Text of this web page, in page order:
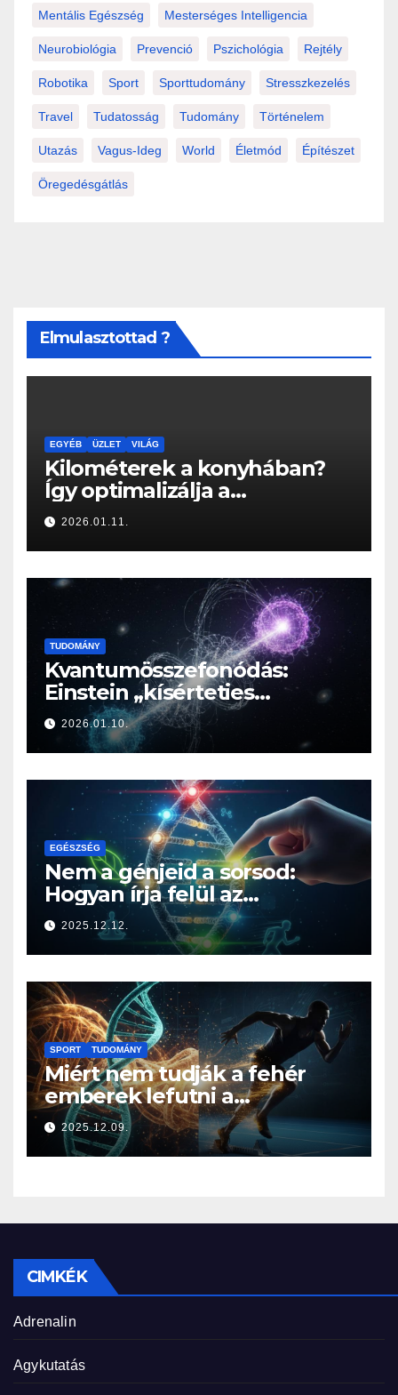
Mentális Egészség Mesterséges Intelligencia
Neurobiológia Prevenció Pszichológia Rejtély
Robotika Sport Sporttudomány Stresszkezelés
Travel Tudatosság Tudomány Történelem
Utazás Vagus-Ideg World Életmód Építészet
Öregedésgátlás
Elmulasztottad ?
EGYÉB ÜZLET VILÁG
Kilométerek a konyhában?
Így optimalizálja a
Konyhabútor Guru az
otthonod mozgásközpontját
2026.01.11.
TUDOMÁNY
Kvantumösszefonódás:
Einstein „kísérteties
távolhatása” a valóság
határán
2026.01.10.
EGÉSZSÉG
Nem a génjeid a sorsod:
Hogyan írja felül az
életmódod az örökségedet?
2025.12.12.
SPORT TUDOMÁNY
Miért nem tudják a fehér
emberek lefutni a
jamaicaiakat? A sprintelés
genetikája
2025.12.09.
CIMKÉK
Adrenalin
Agykutatás